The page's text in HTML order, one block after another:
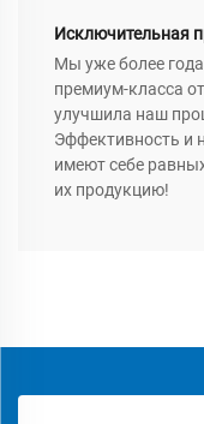
Исключительная
Мы уже более
премиум-класса
улучшила наш
Эффективность и
имеют себе
их продукцию!